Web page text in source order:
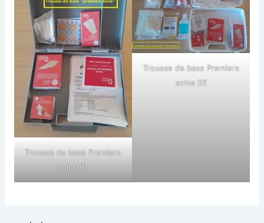
Trousse de base Premiers
soins 01
Trousse de base Premiers
soins 02